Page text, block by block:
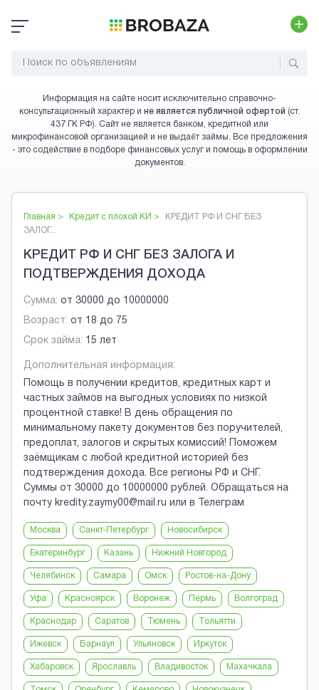
Информация на сайте носит исключительно справочно-
консультационный характер и не является публичной офертой (ст.
437 ГК РФ). Сайт не является банком, кредитной или
микрофинансовой организацией и не выдаёт займы. Все предложения
- это содействие в подборе финансовых услуг и помощь в оформлении
документов.
Главная > Кредит с плохой КИ >
КРЕДИТ РФ И СНГ БЕЗ
ЗАЛОГ...
КРЕДИТ РФ И СНГ БЕЗ ЗАЛОГА И
ПОДТВЕРЖДЕНИЯ ДОХОДА
Сумма: от 30000 до 10000000
Возраст: от 18 до 75
Срок займа: 15 лет
Дополнительная информация:
Помощь в получении кредитов, кредитных карт и
частных займов на выгодных условиях по низкой
процентной ставке! В день обращения по
минимальному пакету документов без поручителей,
предоплат, залогов и скрытых комиссий! Поможем
заёмщикам с любой кредитной историей без
подтверждения дохода. Все регионы РФ и СНГ.
Суммы от 30000 до 10000000 рублей. Обращаться на
почту kredity.zaymy00@mail.ru или в Телеграм
Москва Санкт-Петербург Новосибирск
Екатеринбург Казань Нижний Новгород
Челябинск Самара Омск Ростов-на-Дону
Уфа Красноярск Воронеж Пермь Волгоград
Краснодар Саратов Тюмень Тольятти
Ижевск Барнаул Ульяновск Иркутск
Хабаровск Ярославль Владивосток Махачкала